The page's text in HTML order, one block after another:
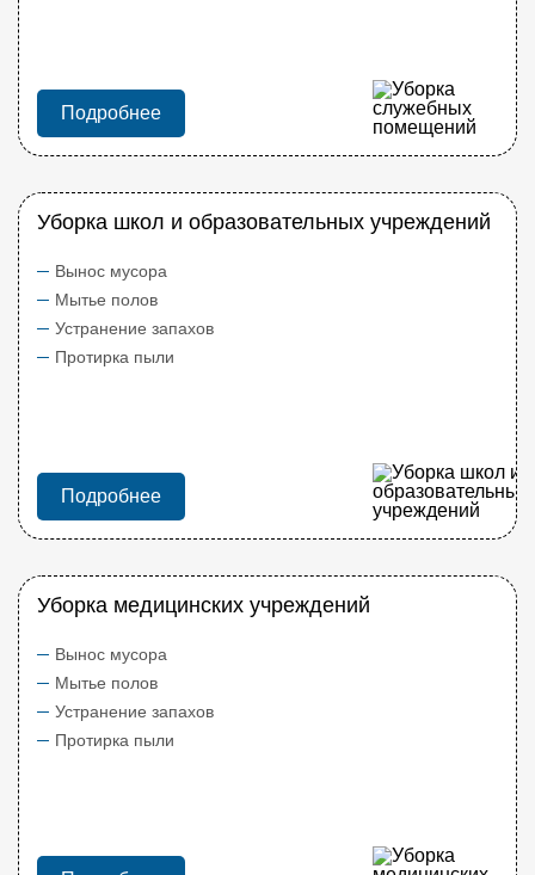
Подробнее
Уборка школ и образовательных учреждений
Вынос мусора
Мытье полов
Устранение запахов
Протирка пыли
Подробнее
Уборка медицинских учреждений
Вынос мусора
Мытье полов
Устранение запахов
Протирка пыли